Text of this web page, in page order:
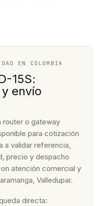
EN COLOMBIA
15S:
envío
router o gateway
para cotización
a validar referencia,
precio y despacho
atención comercial y
Valledupar.
directa: